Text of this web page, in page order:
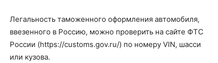
Легальность таможенного оформления автомобиля,
ввезенного в Россию, можно проверить на сайте ФТС
России (https://customs.gov.ru/) по номеру VIN, шасси
или кузова.